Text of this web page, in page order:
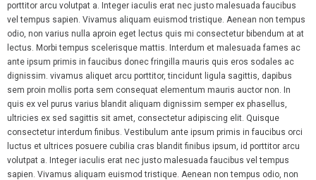
porttitor arcu volutpat a. Integer iaculis erat nec justo malesuada faucibus
vel tempus sapien. Vivamus aliquam euismod tristique. Aenean non tempus
odio, non varius nulla aproin eget lectus quis mi consectetur bibendum at at
lectus. Morbi tempus scelerisque mattis. Interdum et malesuada fames ac
ante ipsum primis in faucibus donec fringilla mauris quis eros sodales ac
dignissim. vivamus aliquet arcu porttitor, tincidunt ligula sagittis, dapibus
sem proin mollis porta sem consequat elementum mauris auctor non. In
quis ex vel purus varius blandit aliquam dignissim semper ex phasellus,
ultricies ex sed sagittis sit amet, consectetur adipiscing elit. Quisque
consectetur interdum finibus. Vestibulum ante ipsum primis in faucibus orci
luctus et ultrices posuere cubilia cras blandit finibus ipsum, id porttitor arcu
volutpat a. Integer iaculis erat nec justo malesuada faucibus vel tempus
sapien. Vivamus aliquam euismod tristique. Aenean non tempus odio, non